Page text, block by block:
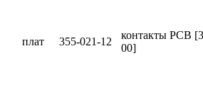
плат 355-021-12
контакты PCB
00]